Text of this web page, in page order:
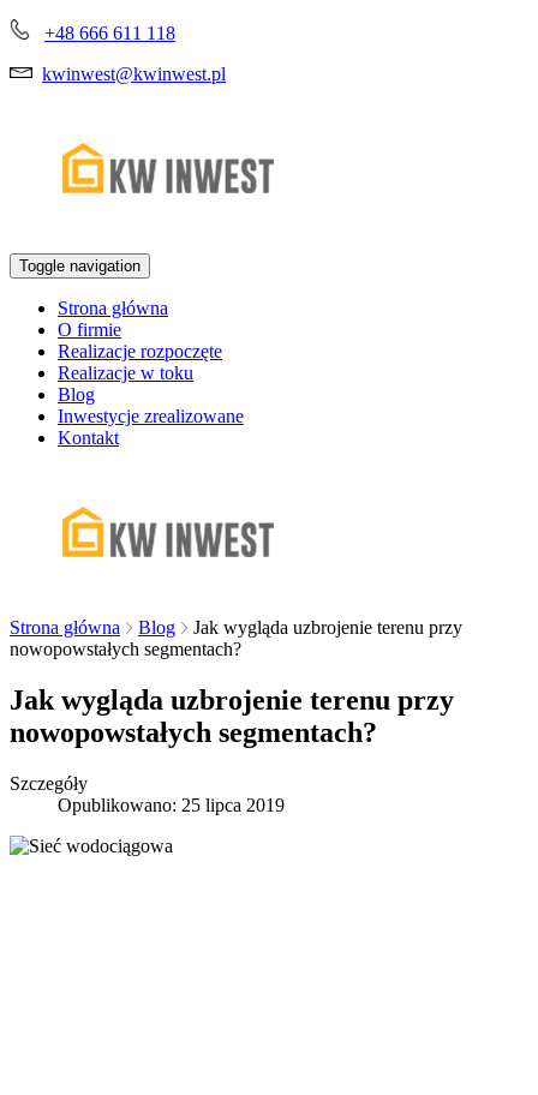
+48 666 611 118
kwinwest@kwinwest.pl
Toggle navigation
Strona główna
O firmie
Realizacje rozpoczęte
Realizacje w toku
Blog
Inwestycje zrealizowane
Kontakt
Strona główna Blog
Jak wygląda uzbrojenie terenu przy
nowopowstałych segmentach?
Jak wygląda uzbrojenie terenu przy
nowopowstałych segmentach?
Szczegóły
Opublikowano: 25 lipca 2019